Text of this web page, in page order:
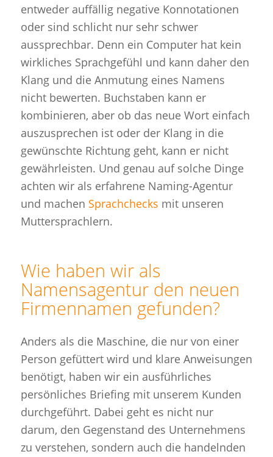
entweder auffällig negative Konnotationen
oder sind schlicht nur sehr schwer
aussprechbar. Denn ein Computer hat kein
wirkliches Sprachgefühl und kann daher den
Klang und die Anmutung eines Namens
nicht bewerten. Buchstaben kann er
kombinieren, aber ob das neue Wort einfach
auszusprechen ist oder der Klang in die
gewünschte Richtung geht, kann er nicht
gewährleisten. Und genau auf solche Dinge
achten wir als erfahrene Naming-Agentur
und machen Sprachchecks mit unseren
Muttersprachlern.
Wie haben wir als
Namensagentur den neuen
Firmennamen gefunden?
Anders als die Maschine, die nur von einer
Person gefüttert wird und klare Anweisungen
benötigt, haben wir ein ausführliches
persönliches Briefing mit unserem Kunden
durchgeführt. Dabei geht es nicht nur
darum, den Gegenstand des Unternehmens
zu verstehen, sondern auch die handelnden